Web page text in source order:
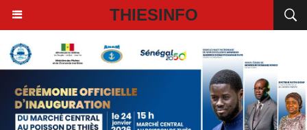
THIESINFO